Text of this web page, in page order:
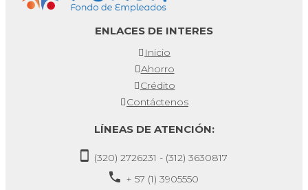
ENLACES DE INTERES
Inicio
Ahorro
Crédito
Contáctenos
LÍNEAS DE ATENCIÓN:
(320) 2726231 - (312) 3630817
+ 57 (1) 3905550